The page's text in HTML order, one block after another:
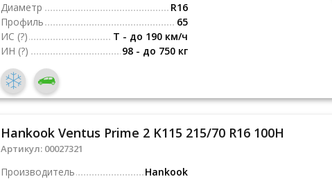
Диаметр
R16
Профиль
65
ИС (?)
T - до 190 км/ч
ИН (?) 98 - до 750 кг
Hankook Ventus Prime 2 K115 215/70 R16 100H
Артикул: 00027321
Производитель
Hankook